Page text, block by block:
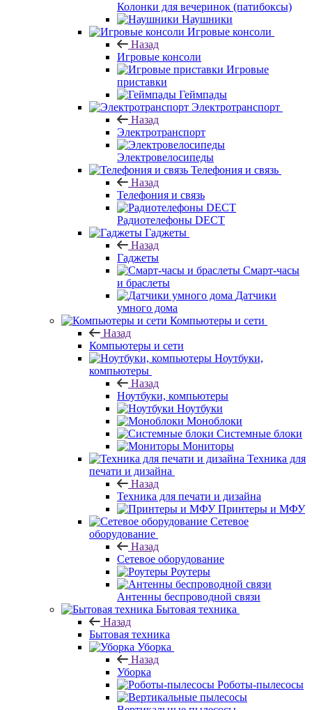
Колонки для вечеринок (патибоксы)
Наушники
Игровые консоли
Назад
Игровые консоли
Игровые
приставки
Геймпады
Электротранспорт
Назад
Электротранспорт
Электровелосипеды
Телефония и связь
Назад
Телефония и связь
Радиотелефоны DECT
Гаджеты
Назад
Гаджеты
Смарт-часы
и браслеты
Датчики
умного дома
Компьютеры и сети
Назад
Компьютеры и сети
Ноутбуки,
компьютеры
Назад
Ноутбуки, компьютеры
Ноутбуки
Моноблоки
Системные блоки
Мониторы
Техника для
печати и дизайна
Назад
Техника для печати и дизайна
Принтеры и МФУ
Сетевое
оборудование
Назад
Сетевое оборудование
Роутеры
Антенны беспроводной связи
Бытовая техника
Назад
Бытовая техника
Уборка
Назад
Уборка
Роботы-пылесосы